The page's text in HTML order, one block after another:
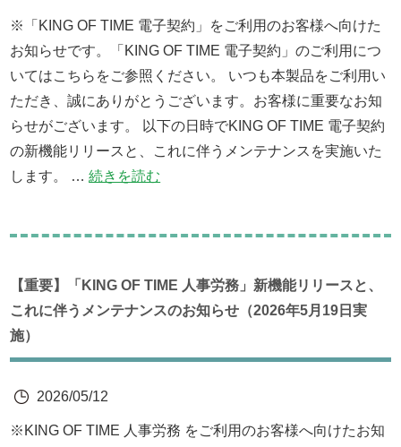
※「KING OF TIME 電子契約」をご利用のお客様へ向けた
お知らせです。「KING OF TIME 電子契約」のご利用につ
いてはこちらをご参照ください。 いつも本製品をご利用い
ただき、誠にありがとうございます。お客様に重要なお知
らせがございます。 以下の日時でKING OF TIME 電子契約
の新機能リリースと、これに伴うメンテナンスを実施いた
します。 …続きを読む
【重要】「KING OF TIME 人事労務」新機能リリースと、
これに伴うメンテナンスのお知らせ（2026年5月19日実
施）
2026/05/12
※KING OF TIME 人事労務 をご利用のお客様へ向けたお知